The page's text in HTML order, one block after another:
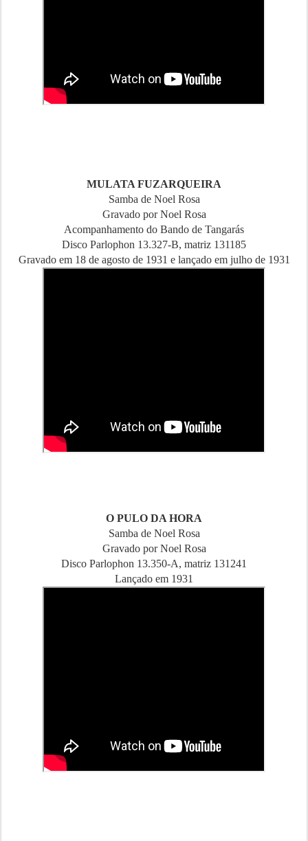
MULATA FUZARQUEIRA
Samba de Noel Rosa
Gravado por Noel Rosa
Acompanhamento do Bando de Tangarás
Disco Parlophon 13.327-B, matriz 131185
Gravado em 18 de agosto de 1931 e lançado em julho de 1931
O PULO DA HORA
Samba de Noel Rosa
Gravado por Noel Rosa
Disco Parlophon 13.350-A, matriz 131241
Lançado em 1931